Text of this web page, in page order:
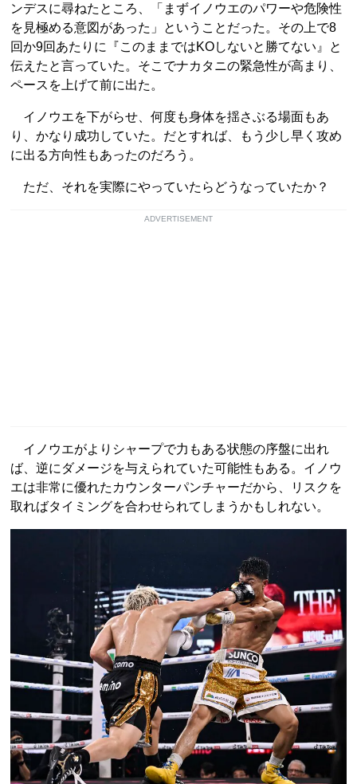
ンデスに尋ねたところ、「まずイノウエのパワーや危険性
を見極める意図があった」ということだった。その上で8
回か9回あたりに『このままではKOしないと勝てない』と
伝えたと言っていた。そこでナカタニの緊急性が高まり、
ペースを上げて前に出た。
イノウエを下がらせ、何度も身体を揺さぶる場面もあ
り、かなり成功していた。だとすれば、もう少し早く攻め
に出る方向性もあったのだろう。
ただ、それを実際にやっていたらどうなっていたか？
ADVERTISEMENT
イノウエがよりシャープで力もある状態の序盤に出れ
ば、逆にダメージを与えられていた可能性もある。イノウ
エは非常に優れたカウンターパンチャーだから、リスクを
取ればタイミングを合わせられてしまうかもしれない。